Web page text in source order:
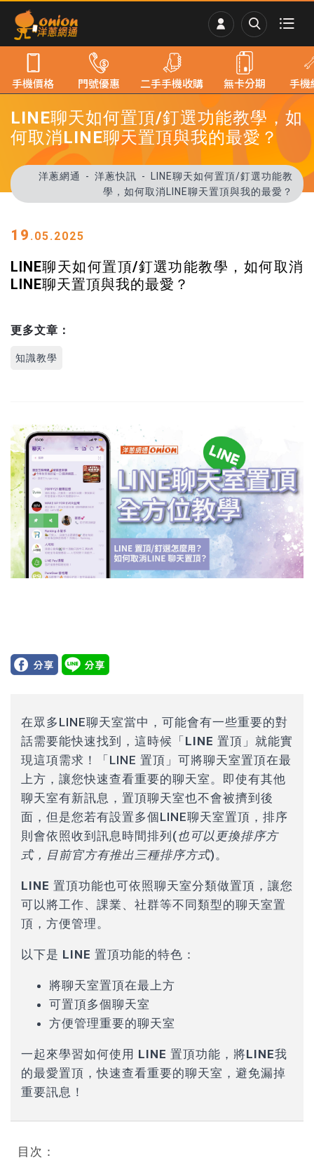
LINE聊天如何置頂/釘選功能教學，如
何取消LINE聊天置頂與我的最愛？
洋蔥網通 洋蔥快訊
LINE聊天如何置頂/釘選功能教
學，如何取消LINE聊天置頂與我的最愛？
19 .05.2025
LINE聊天如何置頂/釘選功能教學，如何取消
LINE聊天置頂與我的最愛？
更多文章：
知識教學
在眾多LINE聊天室當中， 可能會有一些重要的對
話需要能快速找到，這時候「LINE 置頂」就能實
現這項需求！
「LINE 置頂」可將聊天室置頂在最
上方，讓您快速查看重要的聊天室。即使有其他
聊天室有新訊息，置頂聊天室也不會被擠到後
面，但是您若有設置多個LINE聊天室置頂，排序
則會依照收到訊息時間排列(也可以更換排序方
式，目前官方有推出三種排序方式)。
LINE 置頂功能也可依照聊天室分類做置頂 ，讓您
可以將工作、課業、社群等不同類型的聊天室置
頂，方便管理。
以下是 LINE 置頂功能的特色：
將聊天室置頂在最上方
可置頂多個聊天室
方便管理重要的聊天室
一起來學習如何使用 LINE 置頂功能，將LINE我
的最愛置頂，快速查看重要的聊天室，避免漏掉
重要訊息！
目次：
手機價格 門號優惠 二手手機收購 無卡分期 手機